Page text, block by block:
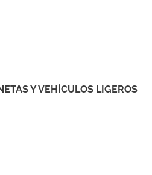
Y VEHÍCULOS LIGEROS